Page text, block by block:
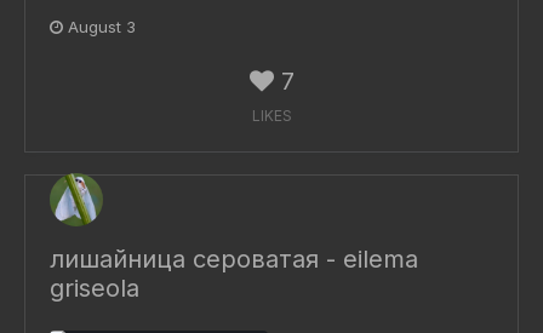
August 3
7
LIKES
лишайница сероватая - eilema
griseola